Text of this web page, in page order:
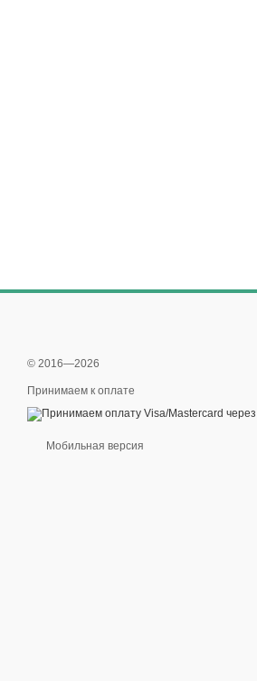
© 2016—2026
Принимаем к оплате
Мобильная версия